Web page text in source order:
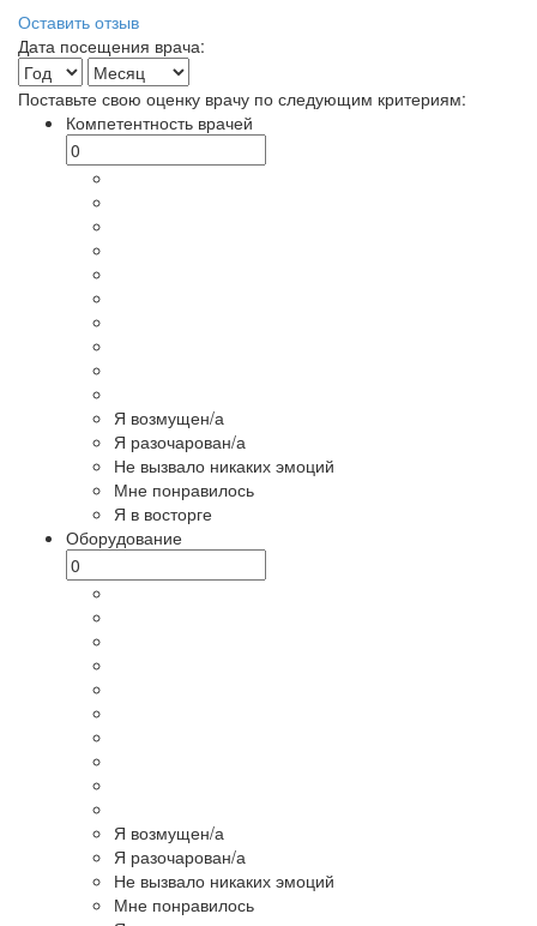
Оставить отзыв
Дата посещения врача:
Поставьте свою оценку врачу по следующим критериям:
Компетентность врачей
Я возмущен/а
Я разочарован/а
Не вызвало никаких эмоций
Мне понравилось
Я в восторге
Оборудование
Я возмущен/а
Я разочарован/а
Не вызвало никаких эмоций
Мне понравилось